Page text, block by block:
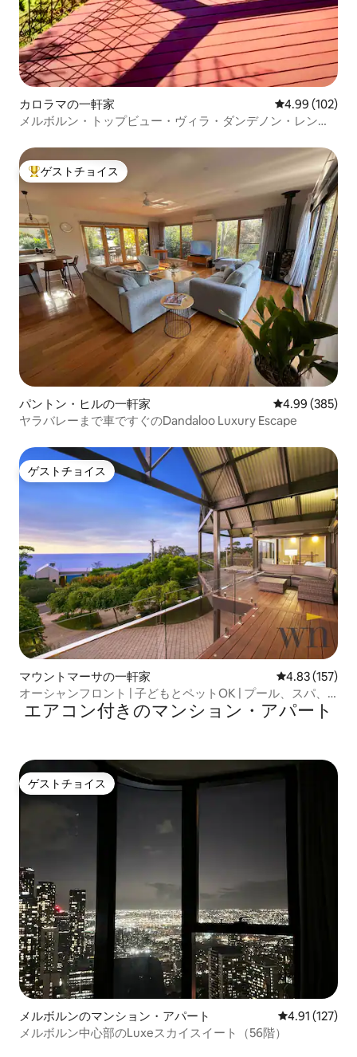
カロラマの一軒家 レビュー102
4.99 (102)
メルボルン・トップビュー・ヴィラ・ダンデノン・レンジ
大好評のゲストチョイスです。
ゲストチョイス
パントン・ヒルの一軒家 レビュー385
4.99 (385)
ヤラバレーまで車ですぐのDandaloo Luxury Escape
ゲストチョイス
ゲストチョイス
マウントマーサの一軒家 レビュー157
4.83 (157)
オーシャンフロント | 子どもとペットOK | プール、スパ、
バー、ジム
エアコン付きのマンション・アパート
ゲストチョイス
ゲストチョイス
メルボルンのマンション・アパート レビュー127
4.91 (127)
メルボルン中心部のLuxeスカイスイート（56階）